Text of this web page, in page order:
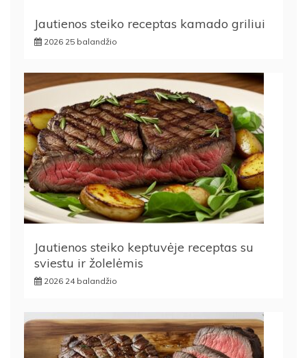
Jautienos steiko receptas kamado griliui
2026 25 balandžio
Jautienos steiko keptuvėje receptas su
sviestu ir žolelėmis
2026 24 balandžio